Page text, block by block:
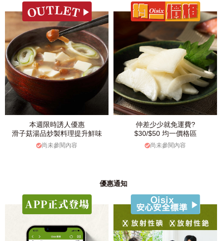
本週限時誘人優惠
滑子菇湯品炒製料理提升鮮味
尚未參閱內容
仲差少少就免運費?
$30/$50 均一價格區
尚未參閱內容
優惠通知